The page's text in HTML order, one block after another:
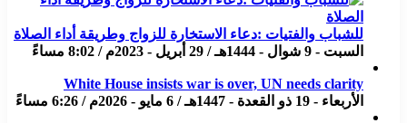
للشباب والفتيات :دعاء الاستخارة للزواج وطريقة أداء الصلاة
السبت - 9 شوال - 1444هـ / 29 أبريل - 2023م / 8:02 مساءً
White House insists war is over, UN needs clarity
الأربعاء - 19 ذو القعدة - 1447هـ / 6 مايو - 2026م / 6:26 مساءً